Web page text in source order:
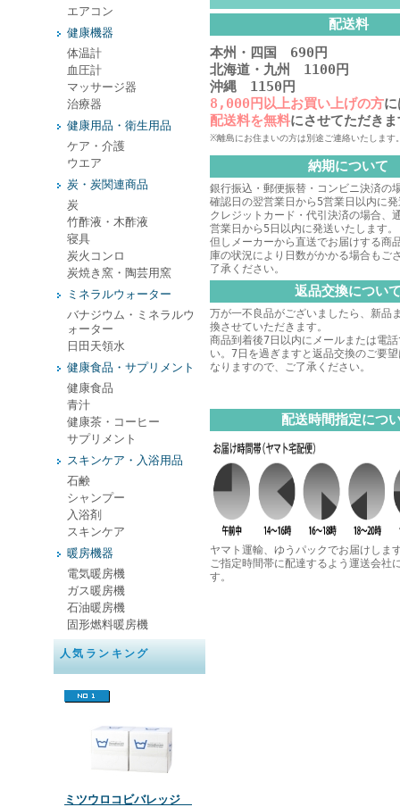
エアコン
健康機器
体温計
血圧計
マッサージ器
治療器
健康用品・衛生用品
ケア・介護
ウエア
炭・炭関連商品
炭
竹酢液・木酢液
寝具
炭火コンロ
炭焼き窯・陶芸用窯
ミネラルウォーター
バナジウム・ミネラルウ
ォーター
日田天領水
健康食品・サプリメント
健康食品
青汁
健康茶・コーヒー
サプリメント
スキンケア・入浴用品
石鹸
シャンプー
入浴剤
スキンケア
暖房機器
電気暖房機
ガス暖房機
石油暖房機
固形燃料暖房機
人気ランキング
ミツウロコビバレッジ
配送料
本州・四国 690円
北海道・九州 1100円
沖縄 1150円
8,000円以上お買い上げの方
配送料を無料にさせてただき
※離島にお住まいの方は別途ご連絡いたします
納期について
銀行振込・郵便振替・コンビニ決済の
確認日の翌営業日から5営業日以内に
クレジットカード・代引決済の場合、
営業日から5日以内に発送いたします。
但しメーカーから直送でお届けする商
庫の状況により日数がかかる場合もご
了承ください。
返品交換につい
万が一不良品がございましたら、新品
換させていただきます。
商品到着後7日以内にメールまたは電
い。7日を過ぎますと返品交換のご要
なりますので、ご了承ください。
配送時間指定につ
ヤマト運輸、ゆうパックでお届けしま
ご指定時間帯に配達するよう運送会社
す。